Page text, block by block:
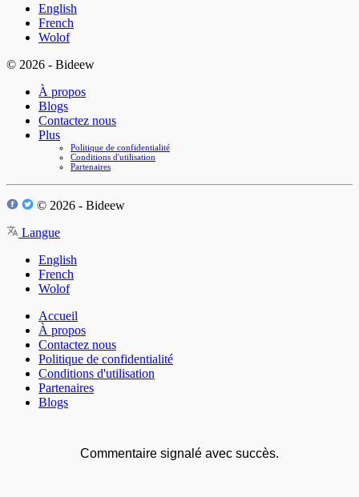
English
French
Wolof
© 2026 - Bideew
À propos
Blogs
Contactez nous
Plus
Politique de confidentialité
Conditions d'utilisation
Partenaires
© 2026 - Bideew
Langue
English
French
Wolof
Accueil
À propos
Contactez nous
Politique de confidentialité
Conditions d'utilisation
Partenaires
Blogs
Commentaire signalé avec succès.